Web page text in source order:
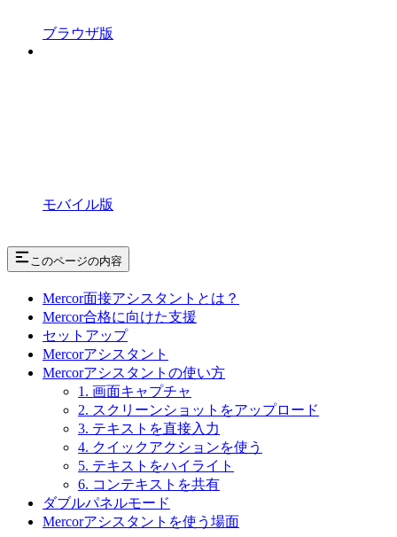
ブラウザ版
モバイル版
このページの内容
Mercor面接アシスタントとは？
Mercor合格に向けた支援
セットアップ
Mercorアシスタント
Mercorアシスタントの使い方
1. 画面キャプチャ
2. スクリーンショットをアップロード
3. テキストを直接入力
4. クイックアクションを使う
5. テキストをハイライト
6. コンテキストを共有
ダブルパネルモード
Mercorアシスタントを使う場面